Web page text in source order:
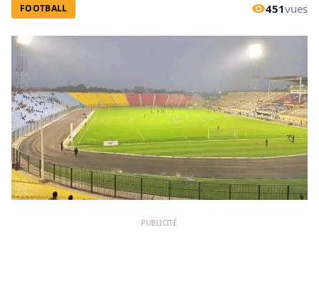
FOOTBALL 451vues
PUBLICITÉ